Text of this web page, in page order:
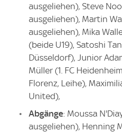
ausgeliehen), Steve
ausgeliehen), Martin
ausgeliehen), Mika
(beide U19), Satoshi
Düsseldorf), Junior
Müller (1. FC
Florenz, Leihe),
United),
Abgänge: Moussa
ausgeliehen), Henning